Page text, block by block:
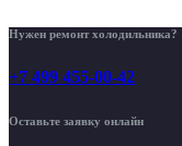
Нужен ремонт холодильника?
+7 499 455-00-42
Оставьте заявку онлайн